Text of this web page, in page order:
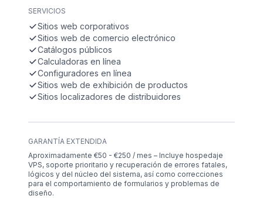
SERVICIOS
Sitios web corporativos
Sitios web de comercio electrónico
Catálogos públicos
Calculadoras en línea
Configuradores en línea
Sitios web de exhibición de productos
Sitios localizadores de distribuidores
GARANTÍA EXTENDIDA
Aproximadamente €50 - €250 / mes – Incluye hospedaje
VPS, soporte prioritario y recuperación de errores fatales,
lógicos y del núcleo del sistema, así como correcciones
para el comportamiento de formularios y problemas de
diseño.